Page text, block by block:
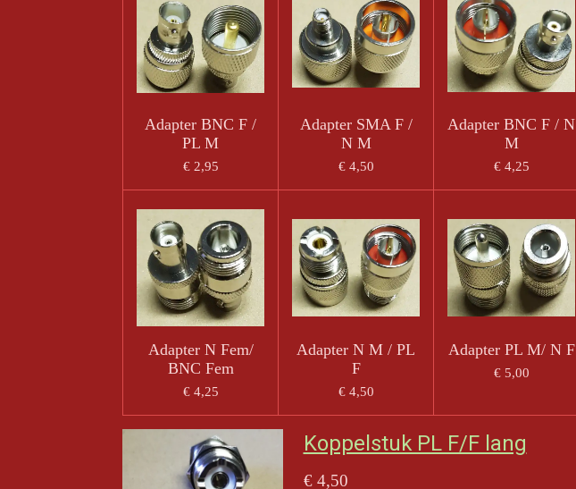
Adapter BNC F /
PL M
€ 2,95
Adapter SMA F /
N M
€ 4,50
Adapter BNC F / N
M
€ 4,25
Adapter N Fem/
BNC Fem
€ 4,25
Adapter N M / PL
F
€ 4,50
Adapter PL M/ N F
€ 5,00
Koppelstuk PL F/F lang
€ 4,50